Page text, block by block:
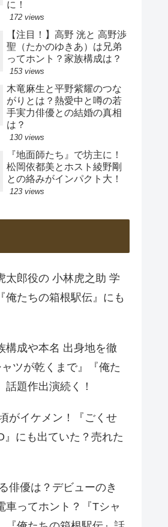
に！
172 views
【注目！】高野 洸と 高野渉
聖（たかのゆきあ）は兄弟
ってホント？家族構成は？
153 views
木竜麻生と平野紫耀のつな
がりとは？熱愛中と噂の若
手実力俳優との結婚の真相
は？
130 views
『地面師たち』で坊主に！
松岡依都美とホスト綾野剛
との絡みがインパクト大！
123 views
太郎役の 小林虎之助 学
俺たちの箱根駅伝』にも
構成や本名 出身地を徹
ツが乾くまで』『俺た
話題作出演続く！
がイケメン！『ごくせ
』にも出ていた？売れた
俳優は？デビューのき
車ってホント？『Tシャ